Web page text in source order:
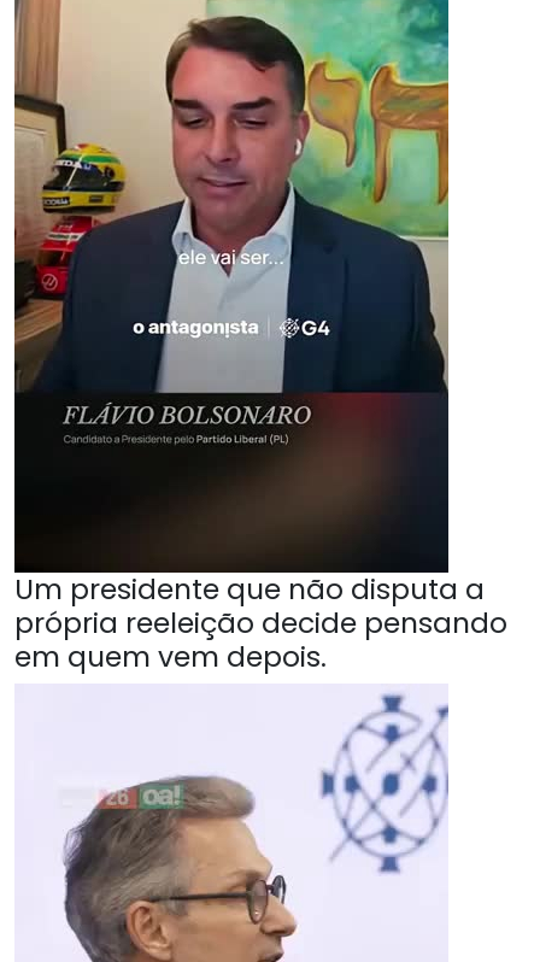
Um presidente que não disputa a
própria reeleição decide pensando
em quem vem depois.